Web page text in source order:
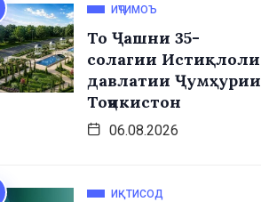
ИҶТИМОЪ
То Ҷашни 35-
солагии Истиқлоли
давлатии Ҷумҳурии
Тоҷикистон
06.08.2026
ИҚТИСОД